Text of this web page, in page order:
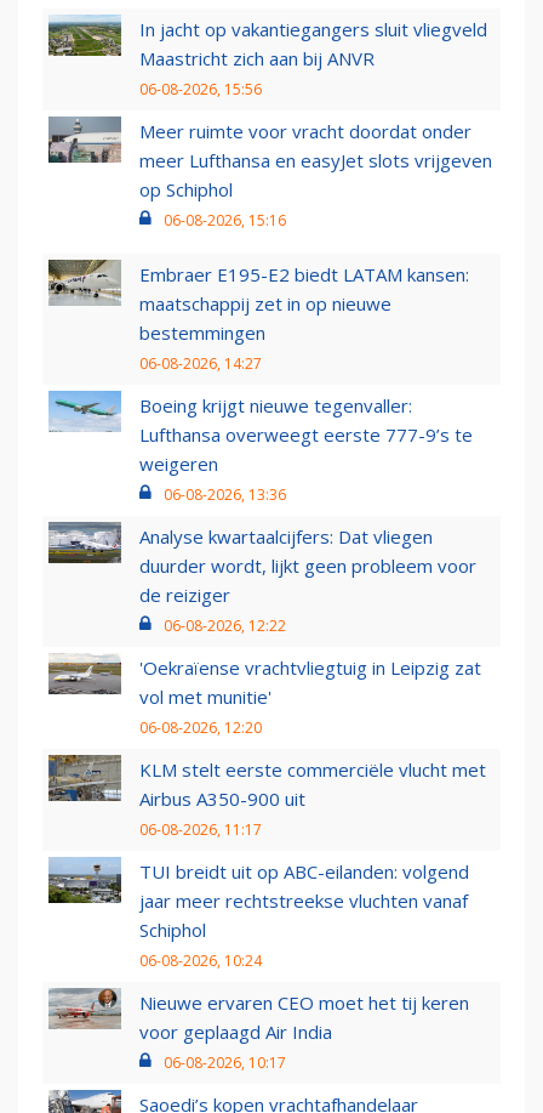
In jacht op vakantiegangers sluit vliegveld
Maastricht zich aan bij ANVR
06-08-2026, 15:56
Meer ruimte voor vracht doordat onder
meer Lufthansa en easyJet slots vrijgeven
op Schiphol
06-08-2026, 15:16
Embraer E195-E2 biedt LATAM kansen:
maatschappij zet in op nieuwe
bestemmingen
06-08-2026, 14:27
Boeing krijgt nieuwe tegenvaller:
Lufthansa overweegt eerste 777-9’s te
weigeren
06-08-2026, 13:36
Analyse kwartaalcijfers: Dat vliegen
duurder wordt, lijkt geen probleem voor
de reiziger
06-08-2026, 12:22
'Oekraïense vrachtvliegtuig in Leipzig zat
vol met munitie'
06-08-2026, 12:20
KLM stelt eerste commerciële vlucht met
Airbus A350-900 uit
06-08-2026, 11:17
TUI breidt uit op ABC-eilanden: volgend
jaar meer rechtstreekse vluchten vanaf
Schiphol
06-08-2026, 10:24
Nieuwe ervaren CEO moet het tij keren
voor geplaagd Air India
06-08-2026, 10:17
Saoedi’s kopen vrachtafhandelaar